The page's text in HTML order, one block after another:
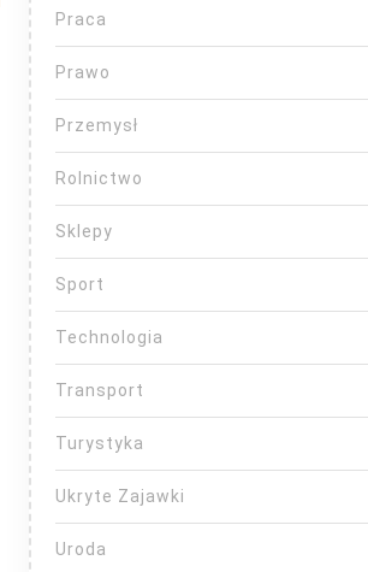
Praca
Prawo
Przemysł
Rolnictwo
Sklepy
Sport
Technologia
Transport
Turystyka
Ukryte Zajawki
Uroda